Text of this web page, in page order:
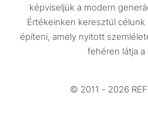
Életmód
Design
Videó
képviseljük a modern
Értékeinken keresztül célunk
építeni, amely nyitott
fehéren látja a
© 2011 - 2026